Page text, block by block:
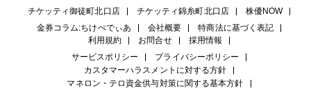
チケッティ御徒町北口店
チケッティ錦糸町北口店
株優NOW
金券コラム:ちけぺでぃあ
会社概要
特商法に基づく表記
利用規約
お問合せ
採用情報
サービスポリシー
プライバシーポリシー
カスタマーハラスメントに対する方針
マネロン・テロ資金供与対策に関する基本方針